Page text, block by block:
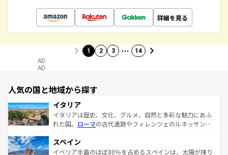
詳細を見る
1 2 3 … 14
AD
AD
人気の国と地域から探す
イタリア
イタリアは歴史、文化、グルメ、自然と多彩な魅力にあふ
れた国。 ローマの古代遺跡やフィレンツェのルネッサンス
ろん、トスカーナの美しい田園風景やアマルフィ海岸の絶
景など、自然景観も見逃せない。観光の合間には、本場の
スペイン
イベリア半島のほぼ80％を占めるスペインは、太陽が降り